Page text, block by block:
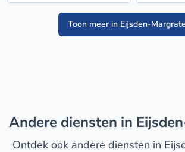
Toon meer in Eijsden-
Andere diensten in
Ontdek ook andere diensten in